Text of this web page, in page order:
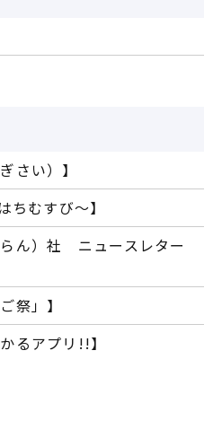
さい）】
ちむすび～】
らん）社 ニュースレター
祭」】
るアプリ!!】